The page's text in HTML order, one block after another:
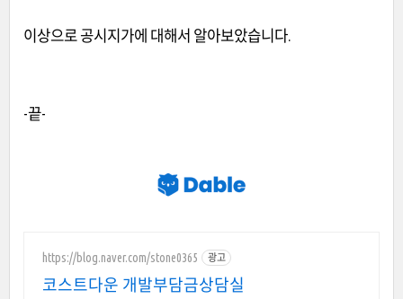
이상으로 공시지가에 대해서 알아보았습니다.
-끝-
https://blog.naver.com/stone0365 광고
코스트다운 개발부담금상담실